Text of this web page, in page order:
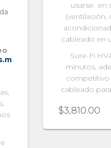
usarse en
(ventilación,
cableado en
Sure-Fi
minutos,
competitivo
cableado
$3,810.00